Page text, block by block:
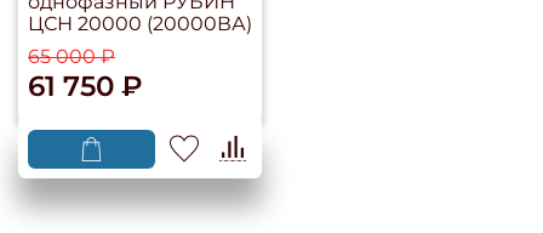
ЦСН 20000 (20000ВА)
65 000 ₽
61 750 ₽